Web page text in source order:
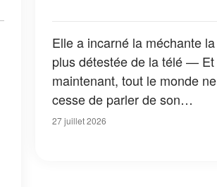
Elle a incarné la méchante la
plus détestée de la télé — Et
maintenant, tout le monde ne
cesse de parler de son
apparition dans la nouvelle
27 juillet 2026